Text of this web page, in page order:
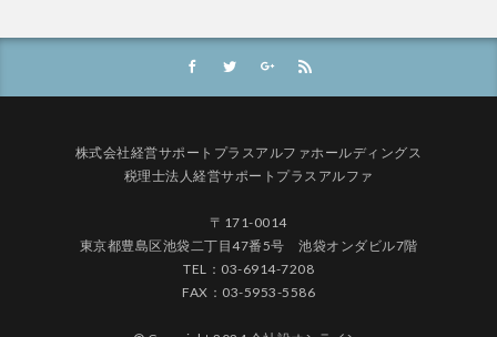
株式会社経営サポートプラスアルファホールディングス
税理士法人経営サポートプラスアルファ
〒171-0014
東京都豊島区池袋二丁目47番5号 池袋オンダビル7階
TEL：03-6914-7208
FAX：03-5953-5586